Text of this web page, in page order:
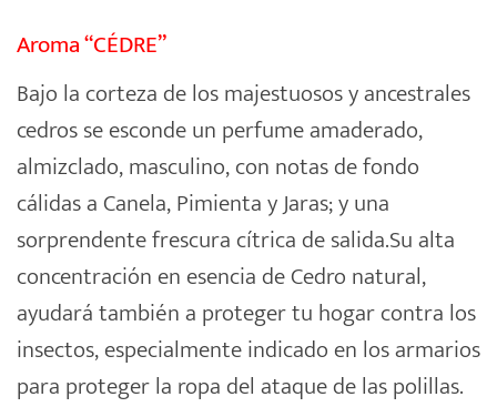
Aroma “CÉDRE”
Bajo la corteza de los majestuosos y ancestrales
cedros se esconde un perfume amaderado,
almizclado, masculino, con notas de fondo
cálidas a Canela, Pimienta y Jaras; y una
sorprendente frescura cítrica de salida.Su alta
concentración en esencia de Cedro natural,
ayudará también a proteger tu hogar contra los
insectos, especialmente indicado en los armarios
para proteger la ropa del ataque de las polillas.